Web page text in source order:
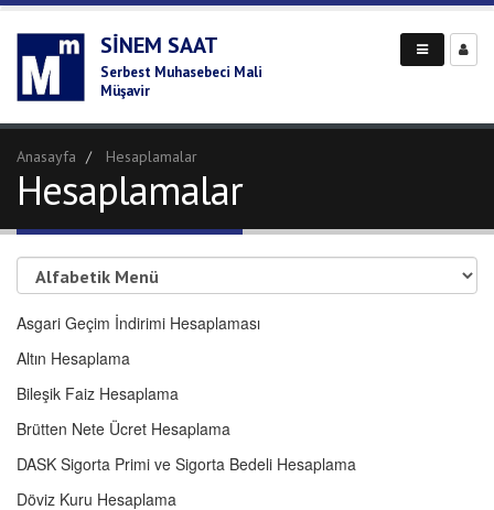
SINEM SAAT
Serbest Muhasebeci Mali
Müşavir
Anasayfa Hesaplamalar
Hesaplamalar